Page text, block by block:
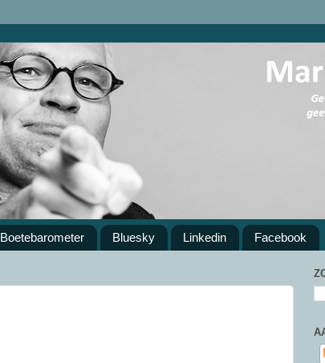
Boetebarometer Bluesky Linkedin Facebook